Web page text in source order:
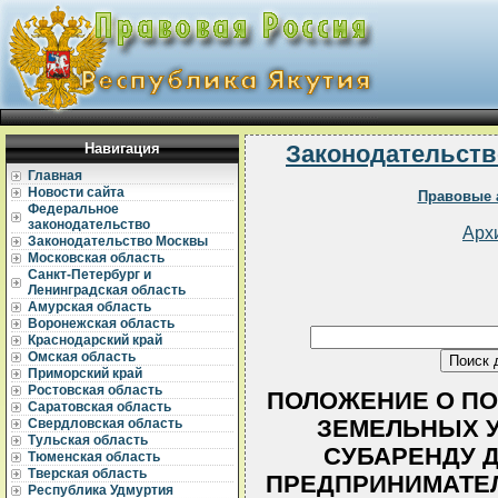
Навигация
Главная
Новости сайта
Федеральное
законодательство
Законодательство Москвы
Московская область
Санкт-Петербург и
Ленинградская область
Амурская область
Воронежская область
Краснодарский край
Омская область
Приморский край
Ростовская область
Саратовская область
Свердловская область
Тульская область
Тюменская область
Тверская область
Республика Удмуртия
Правовые
ПОЛОЖЕНИЕ О
ЗЕМЕЛЬНЫХ
СУБАРЕНДУ